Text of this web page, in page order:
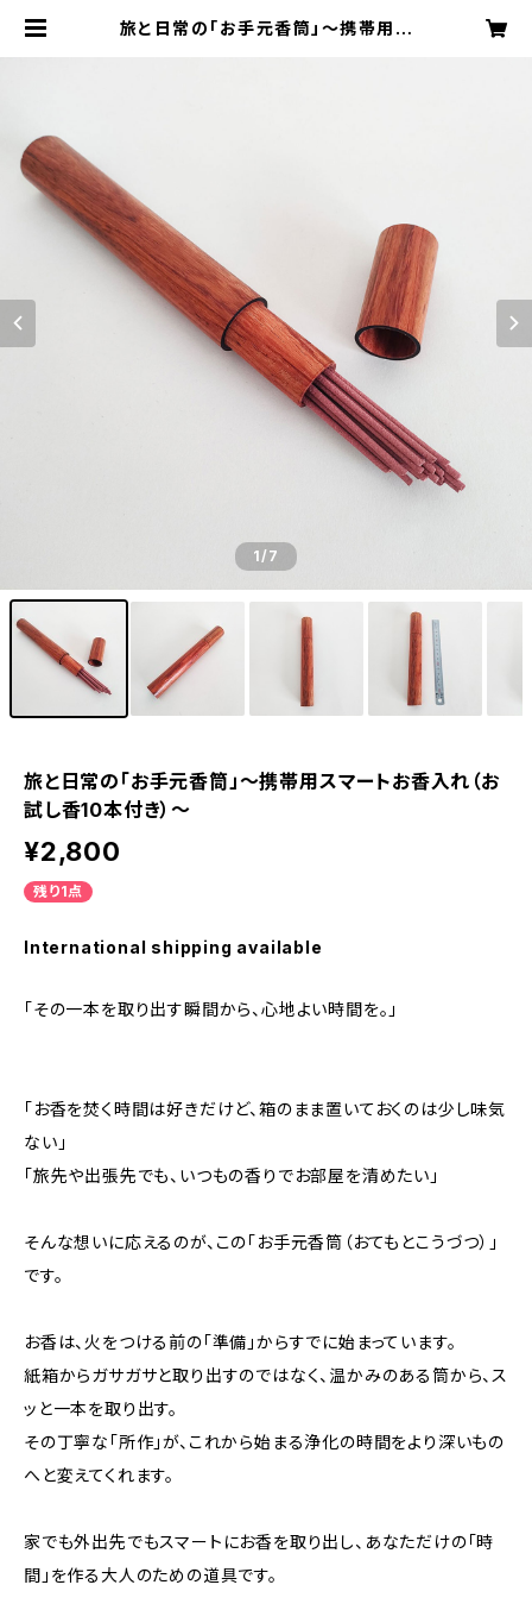
旅と日常の「お手元香筒」〜携帯用ス
1/7
旅と日常の「お手元香筒」〜携帯用スマートお香入れ（お
試し香10本付き）〜
¥2,800
残り1点
International shipping available
「その一本を取り出す瞬間から、心地よい時間を。」
「お香を焚く時間は好きだけど、箱のまま置いておくのは少し味気
ない」
「旅先や出張先でも、いつもの香りでお部屋を清めたい」
そんな想いに応えるのが、この「お手元香筒（おてもとこうづつ）」
です。
お香は、火をつける前の「準備」からすでに始まっています。
紙箱からガサガサと取り出すのではなく、温かみのある筒から、ス
ッと一本を取り出す。
その丁寧な「所作」が、これから始まる浄化の時間をより深いもの
へと変えてくれます。
家でも外出先でもスマートにお香を取り出し、あなただけの「時
間」を作る大人のための道具です。